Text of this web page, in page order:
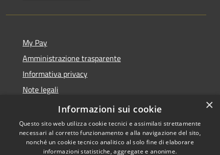
My Pay
Amministrazione trasparente
Informativa privacy
Note legali
Dichiarazione di accessibilità
×
Informazioni sui cookie
Questo sito web utilizza cookie tecnici e assimilati strettamente
necessari al corretto funzionamento e alla navigazione del sito,
nonché un cookie tecnico analitico al solo fine di elaborare
informazioni statistiche, aggregate e anonime.